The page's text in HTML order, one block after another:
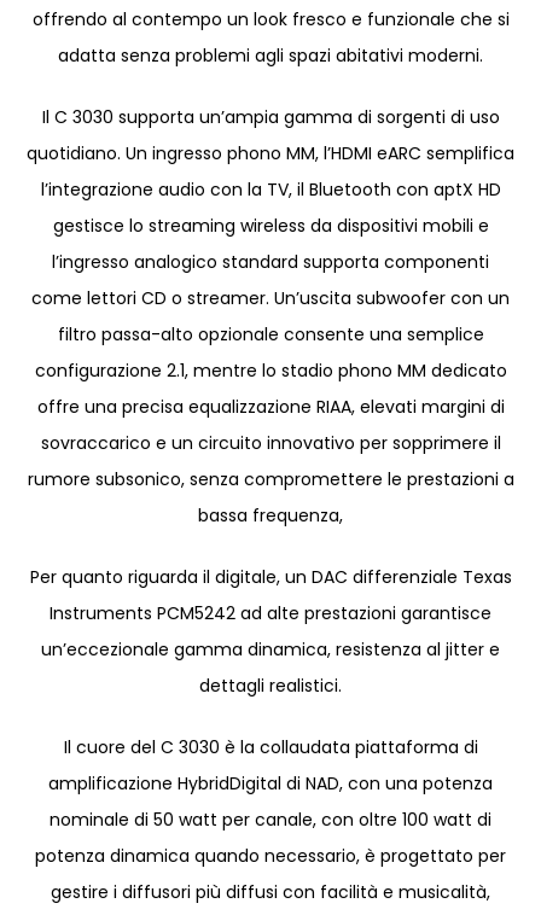
offrendo al contempo un look fresco e funzionale che si
adatta senza problemi agli spazi abitativi moderni.
Il C 3030 supporta un’ampia gamma di sorgenti di uso
quotidiano. Un ingresso phono MM, l’HDMI eARC semplifica
l’integrazione audio con la TV, il Bluetooth con aptX HD
gestisce lo streaming wireless da dispositivi mobili e
l’ingresso analogico standard supporta componenti
come lettori CD o streamer. Un’uscita subwoofer con un
filtro passa-alto opzionale consente una semplice
configurazione 2.1, mentre lo stadio phono MM dedicato
offre una precisa equalizzazione RIAA, elevati margini di
sovraccarico e un circuito innovativo per sopprimere il
rumore subsonico, senza compromettere le prestazioni a
bassa frequenza,
Per quanto riguarda il digitale, un DAC differenziale Texas
Instruments PCM5242 ad alte prestazioni garantisce
un’eccezionale gamma dinamica, resistenza al jitter e
dettagli realistici.
Il cuore del C 3030 è la collaudata piattaforma di
amplificazione HybridDigital di NAD, con una potenza
nominale di 50 watt per canale, con oltre 100 watt di
potenza dinamica quando necessario, è progettato per
gestire i diffusori più diffusi con facilità e musicalità,